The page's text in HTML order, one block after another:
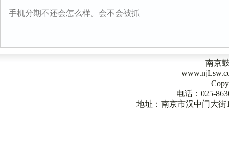
手机分期不还会怎么样。会不会被抓
南京
电话：025-
地址：南京市汉中门大